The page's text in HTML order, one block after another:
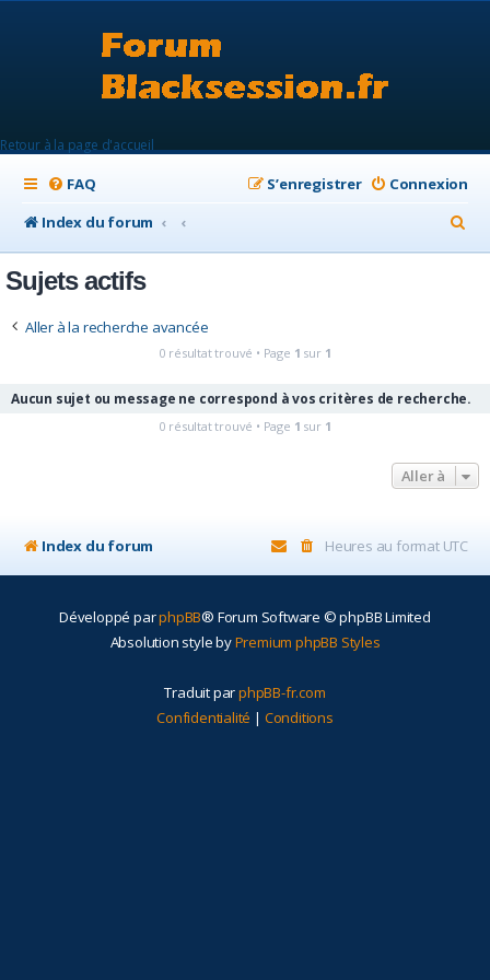
Retour à la page d'accueil
FAQ Connexion
S’enregistrer
Index du forum
e
e
Sujets actifs
Aller à la recherche avancée
0 résultat trouvé • Page 1 sur 1
Aucun sujet ou message ne correspond à vos critères de recherche.
0 résultat trouvé • Page 1 sur 1
Aller à
Index du forum Heures au format UTC
Développé parphpBB® Forum Software © phpBB Limited
Absolution style byPremium phpBB Styles
Traduit parphpBB-fr.com
Confidentialité | Conditions